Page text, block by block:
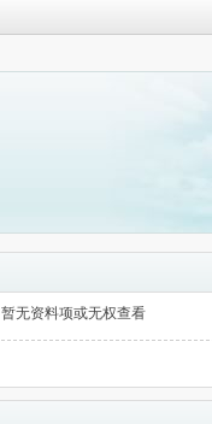
暂无资料项或无权查看